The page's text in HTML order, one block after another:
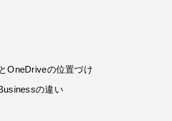
OneDriveの位置づけ
の違い